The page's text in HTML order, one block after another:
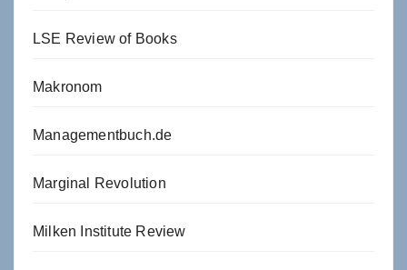
LSE Review of Books
Makronom
Managementbuch.de
Marginal Revolution
Milken Institute Review